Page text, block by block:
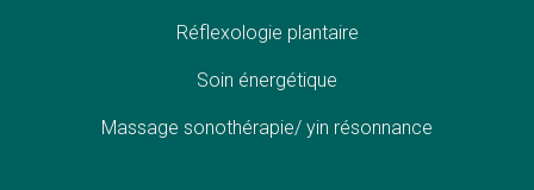
Réflexologie plantaire
Soin énergétique
Massage sonothérapie/ yin résonnance